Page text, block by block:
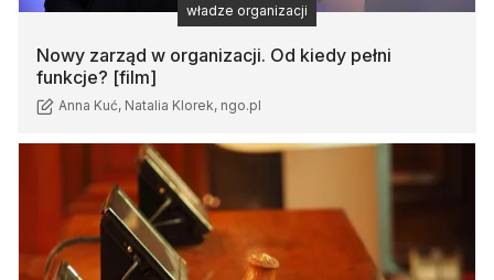
władze organizacji
Nowy zarząd w organizacji. Od kiedy pełni
funkcje? [film]
Anna Kuć, Natalia Klorek, ngo.pl